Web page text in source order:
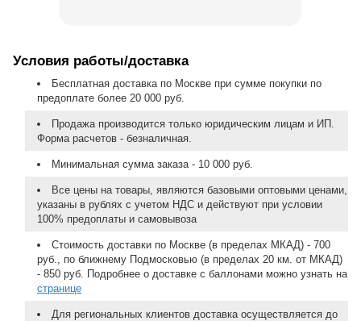
Условия работы/доставка
Бесплатная доставка по Москве при сумме покупки по
предоплате более 20 000 руб.
Продажа производится только юридическим лицам и ИП.
Форма расчетов - безналичная.
Минимальная сумма заказа - 10 000 руб.
Все цены на товары, являются базовыми оптовыми ценами,
указаны в рублях с учетом НДС и действуют при условии
100% предоплаты и самовывоза
Стоимость доставки по Москве (в пределах МКАД) - 700
руб., по ближнему Подмосковью (в пределах 20 км. от МКАД)
- 850 руб. Подробнее о доставке с баллонами можно узнать на
странице
Для региональных клиентов доставка осуществляется до